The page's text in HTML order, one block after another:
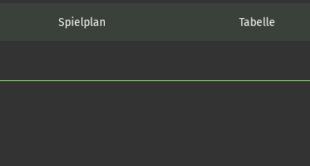
Spielplan Tabelle